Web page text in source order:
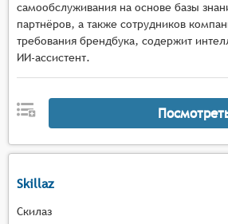
самообслуживания на основе базы
партнёров, а также сотрудников
требования брендбука, содержит
ИИ-ассистент.
Skillaz
Скилаз